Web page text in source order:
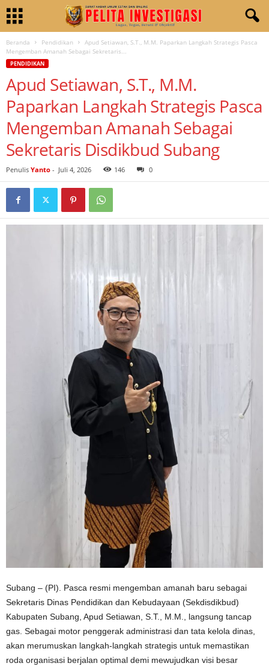
Beranda Pendidikan
Apud Setiawan, S.T., M.M. Paparkan Langkah Strategis Pasca
Mengemban Amanah Sebagai Sekretaris...
PENDIDIKAN
Apud Setiawan, S.T., M.M.
Paparkan Langkah Strategis Pasca
Mengemban Amanah Sebagai
Sekretaris Disdikbud Subang
Penulis Yanto - Juli 4, 2026 146 0
Subang – (PI). Pasca resmi mengemban amanah baru sebagai
Sekretaris Dinas Pendidikan dan Kebudayaan (Sekdisdikbud)
Kabupaten Subang, Apud Setiawan, S.T., M.M., langsung tancap
gas. Sebagai motor penggerak administrasi dan tata kelola dinas,
akan merumuskan langkah-langkah strategis untuk memastikan
roda organisasi berjalan optimal demi mewujudkan visi besar